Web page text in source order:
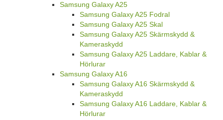
Samsung Galaxy A25
Samsung Galaxy A25 Fodral
Samsung Galaxy A25 Skal
Samsung Galaxy A25 Skärmskydd &
Kameraskydd
Samsung Galaxy A25 Laddare, Kablar &
Hörlurar
Samsung Galaxy A16
Samsung Galaxy A16 Skärmskydd &
Kameraskydd
Samsung Galaxy A16 Laddare, Kablar &
Hörlurar